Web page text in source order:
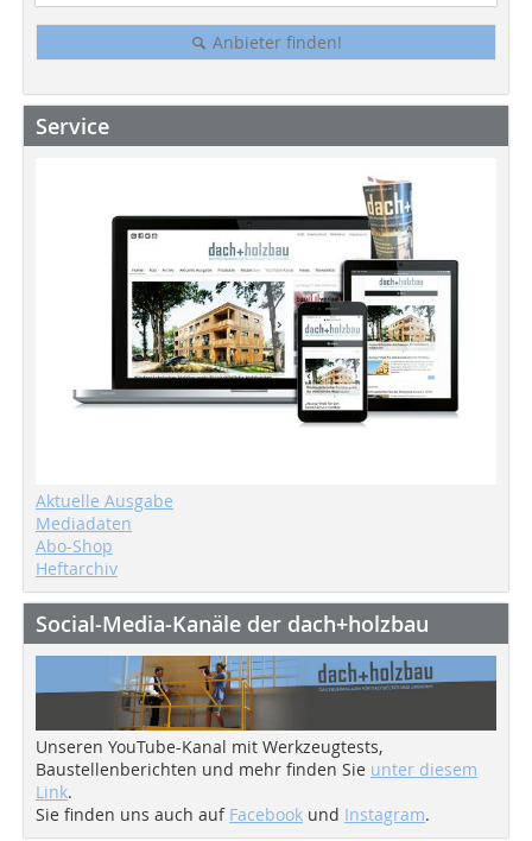
Anbieter finden!
Service
Aktuelle Ausgabe
Mediadaten
Abo-Shop
Heftarchiv
Social-Media-Kanäle der dach+holzbau
Unseren YouTube-Kanal mit Werkzeugtests,
Baustellenberichten und mehr finden Sie unter diesem
Link.
Sie finden uns auch auf Facebook und Instagram.